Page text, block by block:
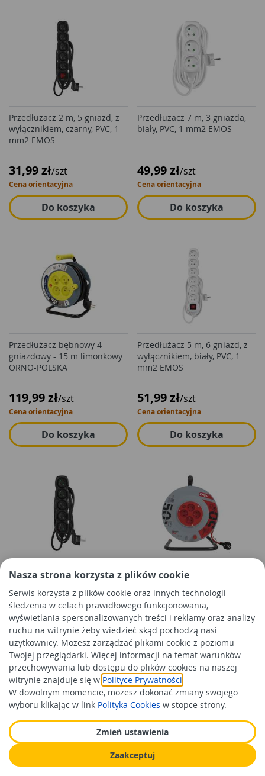
Nasza strona korzysta z plików cookie
Serwis korzysta z plików cookie oraz innych technologii
śledzenia w celach prawidłowego funkcjonowania,
wyświetlania spersonalizowanych treści i reklamy oraz analizy
ruchu na witrynie żeby wiedzieć skąd pochodzą nasi
użytkownicy. Możesz zarządzać plikami cookie z poziomu
Twojej przeglądarki. Więcej informacji na temat warunków
przechowywania lub dostępu do plików cookies na naszej
witrynie znajduje się w Polityce Prywatności
W dowolnym momencie, możesz dokonać zmiany swojego
wyboru klikając w link Polityka Cookies w stopce strony.
Zmień ustawienia
Zaakceptuj
Przedłużacz 2 m, 5 gniazd, z
wyłącznikiem, czarny, PVC, 1
mm2 EMOS
31,99 zł/szt
Cena orientacyjna
Do koszyka
Przedłużacz 7 m, 3 gniazda,
biały, PVC, 1 mm2 EMOS
49,99 zł/szt
Cena orientacyjna
Do koszyka
Przedłużacz bębnowy 4
gniazdowy - 15 m limonkowy
ORNO-POLSKA
119,99 zł/szt
Cena orientacyjna
Do koszyka
Przedłużacz 5 m, 6 gniazd, z
wyłącznikiem, biały, PVC, 1
mm2 EMOS
51,99 zł/szt
Cena orientacyjna
Do koszyka
Przedłużacz 2 m, 5 gniazd,
czarny, PVC, 1 mm2 EMOS
28,99 zł/szt
Cena orientacyjna
Do koszyka
Przedłużacz zwijany 50 m, 4
1,5 mm2 EMOS
336,99 zł/szt
Cena orientacyjna
Do koszyka